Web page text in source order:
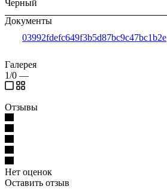
Черный
Документы
03992fdefc649f3b5d87bc9c47bc1b2e
Галерея
1/0 —
Отзывы
Нет оценок
Оставить отзыв